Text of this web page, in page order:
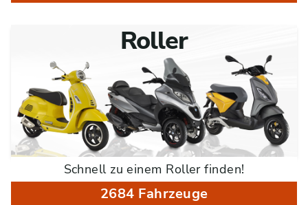
Roller
Schnell zu einem Roller finden!
2684 Fahrzeuge